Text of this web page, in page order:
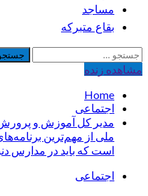
مساجد
بقاع متبرکه
جستجو
برای:
مشاهده‌ زنده
Home
اجتماعی
مدیر کل آموزش و پرورش
ملی از مهم‌ترین
است که باید در مدارس
اجتماعی